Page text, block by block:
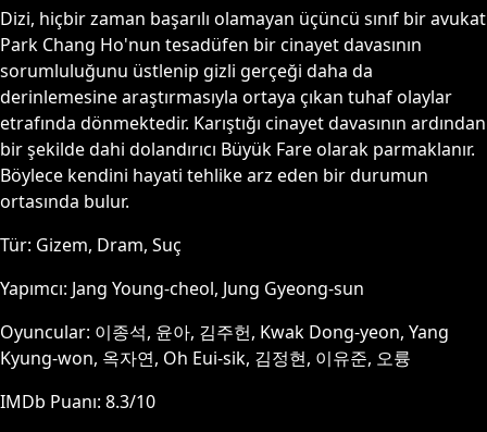
Dizi, hiçbir zaman başarılı olamayan üçüncü sınıf bir avukat
Park Chang Ho'nun tesadüfen bir cinayet davasının
sorumluluğunu üstlenip gizli gerçeği daha da
derinlemesine araştırmasıyla ortaya çıkan tuhaf olaylar
etrafında dönmektedir. Karıştığı cinayet davasının ardından
bir şekilde dahi dolandırıcı Büyük Fare olarak parmaklanır.
Böylece kendini hayati tehlike arz eden bir durumun
ortasında bulur.
Tür: Gizem, Dram, Suç
Yapımcı: Jang Young-cheol, Jung Gyeong-sun
Oyuncular: 이종석, 윤아, 김주헌, Kwak Dong-yeon, Yang
Kyung-won, 옥자연, Oh Eui-sik, 김정현, 이유준, 오륭
IMDb Puanı: 8.3/10